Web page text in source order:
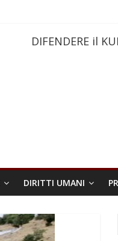
DIFENDERE il
DIRITTI UMANI